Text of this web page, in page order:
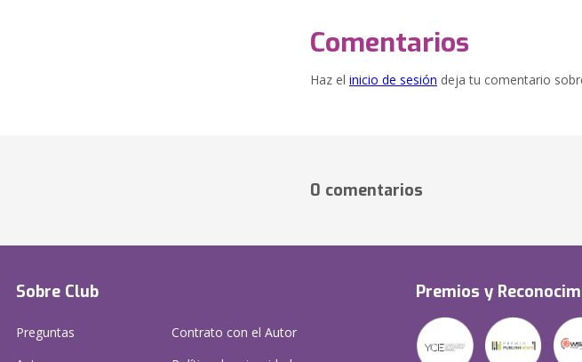
Comentarios
Haz el inicio de sesión deja tu comentario
0 comentarios
Sobre Club
Preguntas
Contrato con el Autor
Premios y